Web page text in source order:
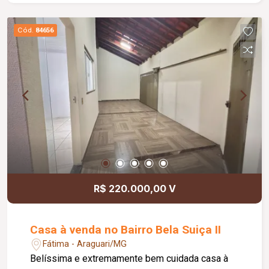
garantindo mais comodidade e segurança para os
moradores. Agende já sua visita e venha
conhecer esta excelente oportunidade de
locação!
Cód. 84656
R$ 220.000,00 V
Casa à venda no Bairro Bela Suiça II
Fátima - Araguari/MG
Belíssima e extremamente bem cuidada casa à